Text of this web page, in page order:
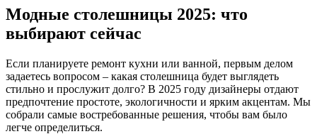
Модные столешницы 2025: что
выбирают сейчас
Если планируете ремонт кухни или ванной, первым делом
задаетесь вопросом – какая столешница будет выглядеть
стильно и прослужит долго? В 2025 году дизайнеры отдают
предпочтение простоте, экологичности и ярким акцентам. Мы
собрали самые востребованные решения, чтобы вам было
легче определиться.